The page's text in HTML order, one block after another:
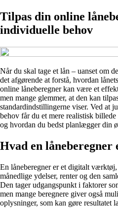
Tilpas din online
individuelle behov
Når du skal tage et lån – uanset om
det afgørende at forstå, hvordan
online låneberegner kan være et
men mange glemmer, at den kan
standardindstillingerne viser. Ved at
behov får du et mere realistisk
og hvordan du bedst planlægger din
Hvad en låneberegner
En låneberegner er et digitalt
månedlige ydelser, renter og den
Den tager udgangspunkt i faktorer
men mange beregnere giver også
oplysninger, som kan gøre resultatet